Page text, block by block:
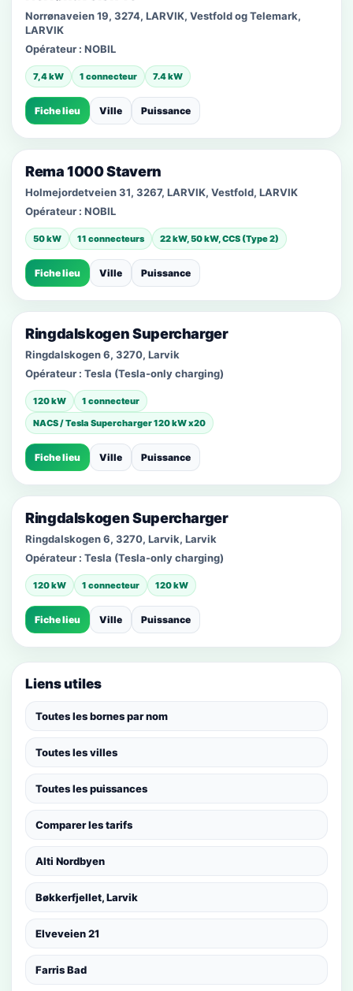
Norrønaveien 19, 3274, LARVIK, Vestfold og Telemark,
LARVIK
Opérateur : NOBIL
7,4 kW 1 connecteur 7.4 kW
Fiche lieu Ville Puissance
Rema 1000 Stavern
Holmejordetveien 31, 3267, LARVIK, Vestfold, LARVIK
Opérateur : NOBIL
50 kW 11 connecteurs 22 kW, 50 kW, CCS (Type 2)
Fiche lieu Ville Puissance
Ringdalskogen Supercharger
Ringdalskogen 6, 3270, Larvik
Opérateur : Tesla (Tesla-only charging)
120 kW
1 connecteur
NACS / Tesla Supercharger 120 kW x20
Fiche lieu Ville Puissance
Ringdalskogen Supercharger
Ringdalskogen 6, 3270, Larvik, Larvik
Opérateur : Tesla (Tesla-only charging)
120 kW 1 connecteur 120 kW
Fiche lieu Ville Puissance
Liens utiles
Toutes les bornes par nom
Toutes les villes
Toutes les puissances
Comparer les tarifs
Alti Nordbyen
Bøkkerfjellet, Larvik
Elveveien 21
Farris Bad